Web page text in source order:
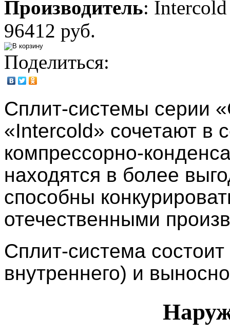
Производитель: Intercold
96412 руб.
Поделиться:
Сплит-системы серии
«Intercold» сочетают в
компрессорно-
находятся в более
способны
отечественными
Сплит-система
внутреннего) и